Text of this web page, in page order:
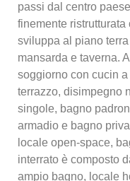
passi dal centro
finemente
sviluppa al piano
mansarda e taverna.
soggiorno con cucin
terrazzo, disimpegno
singole, bagno
armadio e bagno
locale open-space,
interrato è composto
ampio bagno, locale